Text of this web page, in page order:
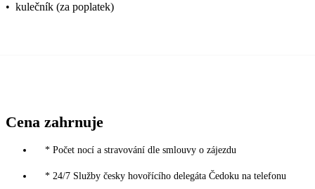
• kulečník (za poplatek)
Cena zahrnuje
* Počet nocí a stravování dle smlouvy o zájezdu
* 24/7 Služby česky hovořícího delegáta Čedoku na telefonu